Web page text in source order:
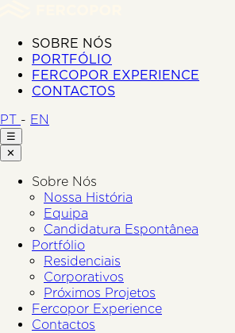
SOBRE NÓS
PORTFÓLIO
FERCOPOR EXPERIENCE
CONTACTOS
PT - EN
☰
✕
Sobre Nós
Nossa História
Equipa
Candidatura Espontânea
Portfólio
Residenciais
Corporativos
Próximos Projetos
Fercopor Experience
Contactos